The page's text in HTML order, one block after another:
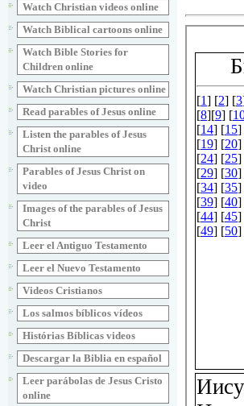
Watch Christian videos online
Watch Biblical cartoons online
Watch Bible Stories for
Children online
Watch Christian pictures online
Read parables of Jesus online
Listen the parables of Jesus
Christ online
Parables of Jesus Christ on
video
Images of the parables of Jesus
Christ
Leer el Antiguo Testamento
Leer el Nuevo Testamento
Videos Cristianos
Los salmos bíblicos vídeos
Histórias Bíblicas videos
Descargar la Biblia en español
Leer parábolas de Jesus Cristo
online